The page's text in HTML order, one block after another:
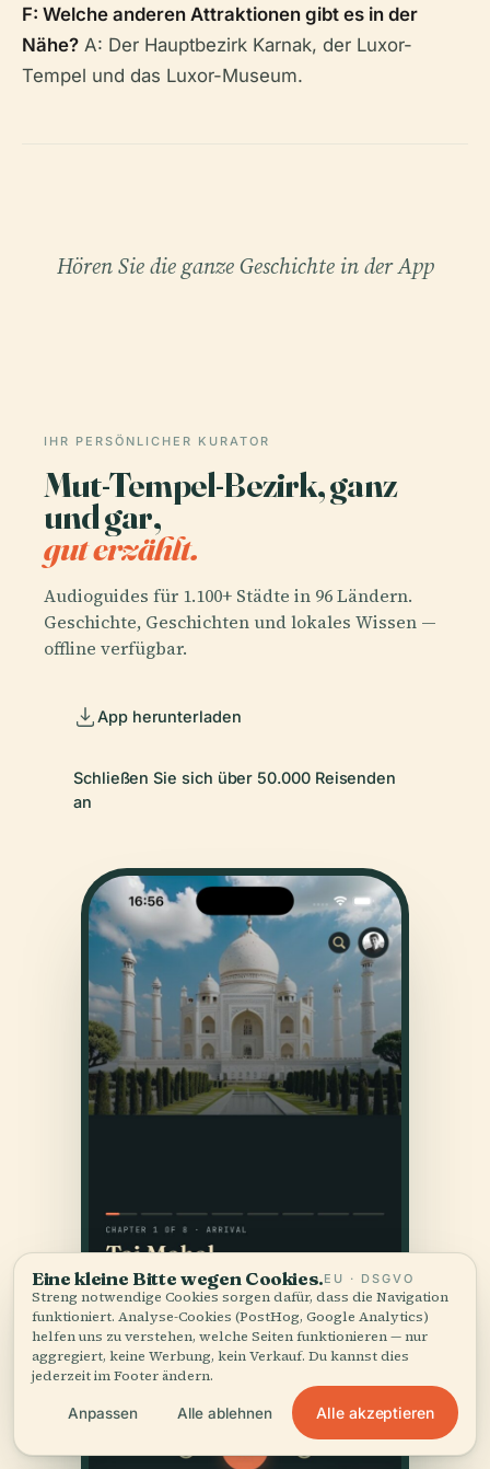
F: Welche anderen Attraktionen gibt es in der
Nähe? A: Der Hauptbezirk Karnak, der Luxor-
Tempel und das Luxor-Museum.
Hören Sie die ganze Geschichte in der App
IHR PERSÖNLICHER KURATOR
Mut-Tempel-Bezirk, ganz
und gar,
gut erzählt.
Audioguides für 1.100+ Städte in 96 Ländern.
Geschichte, Geschichten und lokales Wissen —
offline verfügbar.
App herunterladen
Schließen Sie sich über 50.000 Reisenden
an
Eine kleine Bitte wegen Cookies.EU · DSGVO
Streng notwendige Cookies sorgen dafür, dass die Navigation
funktioniert. Analyse-Cookies (PostHog, Google Analytics)
helfen uns zu verstehen, welche Seiten funktionieren — nur
aggregiert, keine Werbung, kein Verkauf. Du kannst dies
jederzeit im Footer ändern.
Anpassen Alle ablehnen Alle akzeptieren